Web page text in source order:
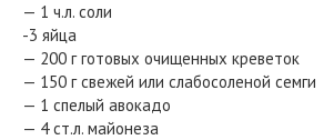
— 1 ч.л. соли
-3 яйца
— 200 г готовых очищенных креветок
— 150 г свежей или слабосоленой семги
— 1 спелый авокадо
— 4 ст.л. майонеза